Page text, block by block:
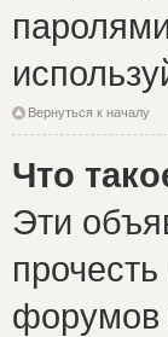
Вернуться к началу
Что
Эти
форумов